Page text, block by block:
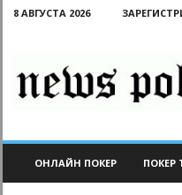
8 АВГУСТА 2026
ОНЛАЙН ПОКЕР ПОКЕР